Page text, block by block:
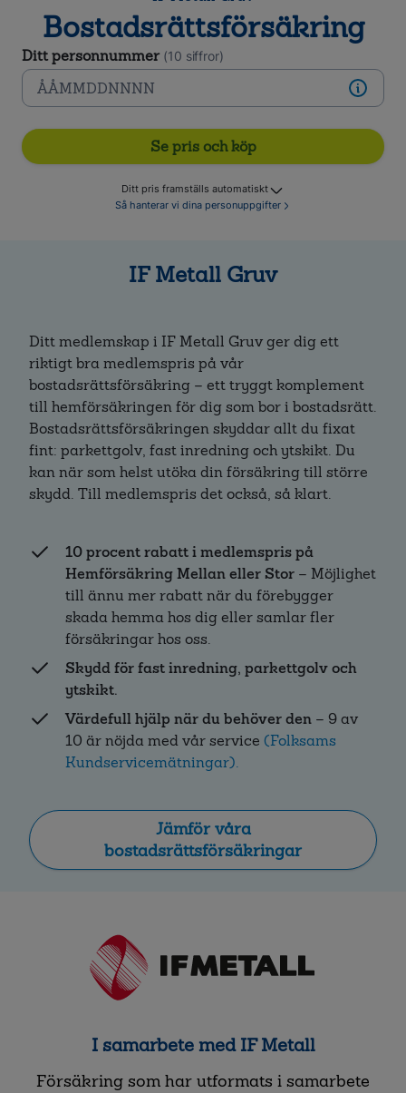
Bostadsrättsförsäkring
Ditt personnummer (10 siffror)
Se pris och köp
Ditt pris framställs automatiskt
Så hanterar vi dina personuppgifter
IF Metall Gruv
Ditt medlemskap i IF Metall Gruv ger dig ett
riktigt bra medlemspris på vår
bostadsrättsförsäkring – ett tryggt komplement
till hemförsäkringen för dig som bor i bostadsrätt.
Bostadsrättsförsäkringen skyddar allt du fixat
fint: parkettgolv, fast inredning och ytskikt. Du
kan när som helst utöka din försäkring till större
skydd. Till medlemspris det också, så klart.
10 procent rabatt i medlemspris på
Hemförsäkring Mellan eller Stor – Möjlighet
till ännu mer rabatt när du förebygger
skada hemma hos dig eller samlar fler
försäkringar hos oss.
Skydd för fast inredning, parkettgolv och
ytskikt.
Värdefull hjälp när du behöver den – 9 av
10 är nöjda med vår service (Folksams
Kundservicemätningar).
Jämför våra
bostadsrättsförsäkringar
I samarbete med IF Metall
Försäkring som har utformats i samarbete